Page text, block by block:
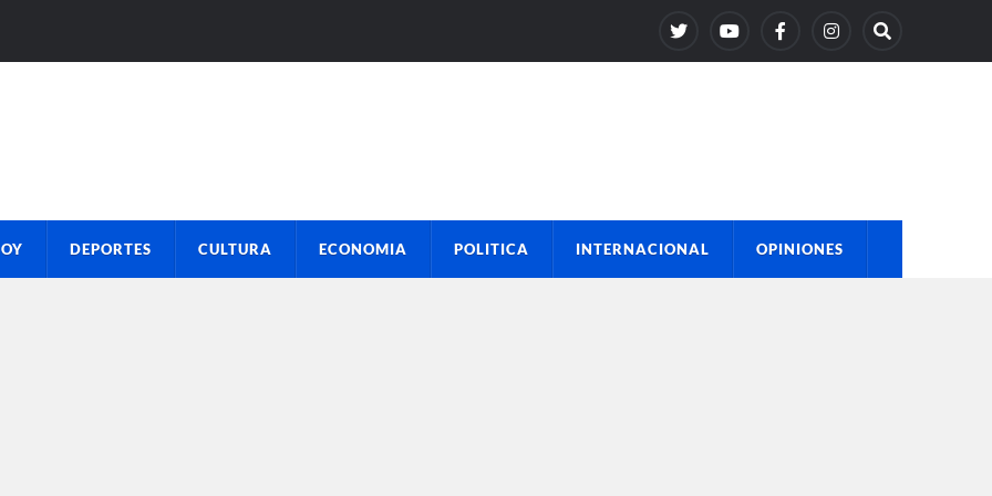
DEPORTES CULTURA ECONOMIA POLITICA INTERNACIONAL OPINIONES